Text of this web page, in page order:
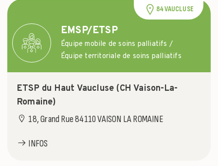
EMSP/ETSP
Équipe mobile de soins palliatifs /
Équipe territoriale de soins palliatifs
84 VAUCLUSE
ETSP du Haut Vaucluse (CH Vaison-La-
Romaine)
18, Grand Rue 84110 VAISON LA ROMAINE
INFOS